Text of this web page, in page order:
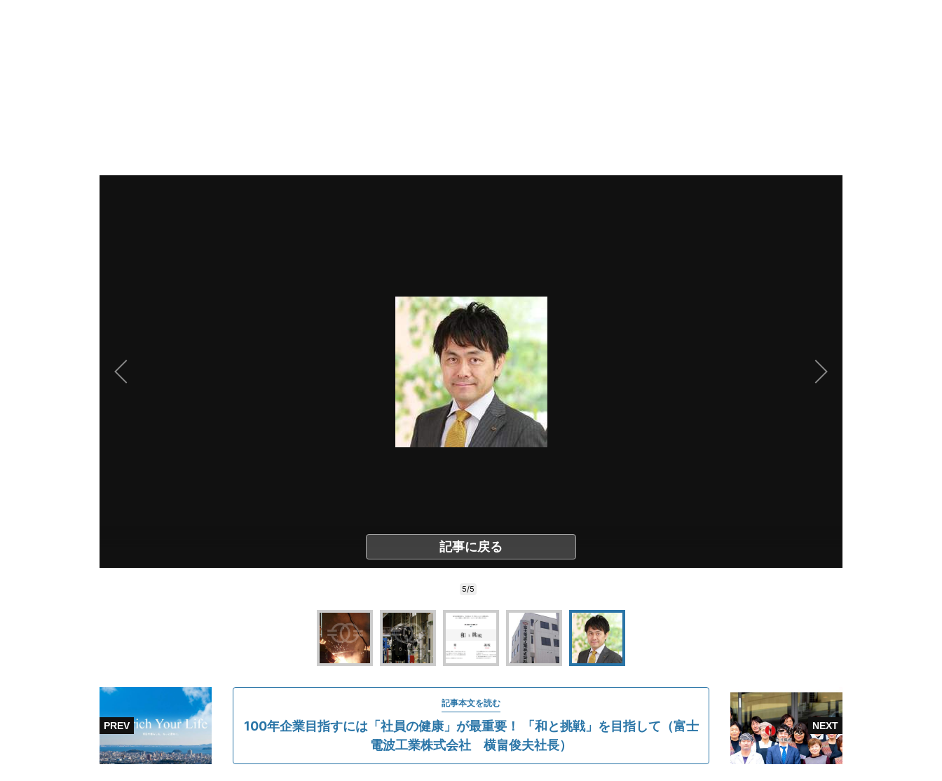
記事に戻る
5/5
記事本文を読む
100年企業目指すには「社員の健康」が最重要！ 「和と挑戦」を目指して（富士
電波工業株式会社 横畠俊夫社長）